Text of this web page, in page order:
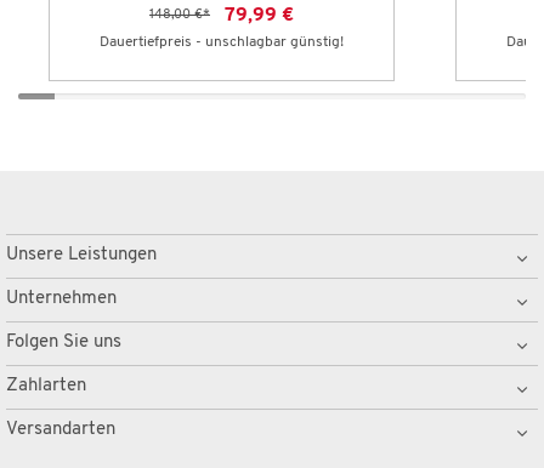
148,00 €* 79,99 €
Dauertiefpreis - unschlagbar günstig!
Unsere Leistungen
Unternehmen
Folgen Sie uns
Zahlarten
Versandarten